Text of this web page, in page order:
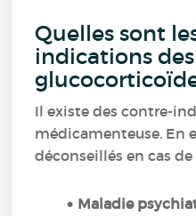
Quelles sont
indications des
Il existe des contre-
médicamenteuse. En
déconseillés en cas de
Maladie